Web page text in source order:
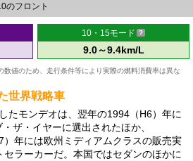
のフロント
10・15モード
9.0～9.4km/L
値のため、走行条件等により実際の燃料消費率は異な
世界戦略車
たモンデオは、翌年の1994（H6）年に
ザ・イヤーに選出されたほか、
年には欧州ミディアムクラスの販売実
ラーカーだ。本国ではセダンのほかに